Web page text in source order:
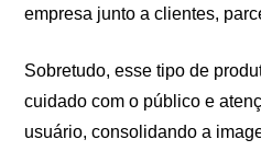
empresa junto a clientes,
Sobretudo, esse tipo de
cuidado com o público e
usuário, consolidando a